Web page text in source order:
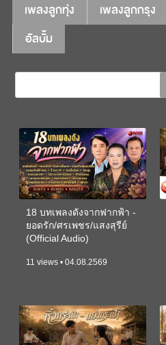
เพลงลูกทุ่ง เพลงลูกกรุง
อัลบั้ม
18 บทเพลงดังจากฟากฟ้า -
ยอดรัก/ศรเพชร/แสงสุรีย์
(Official Audio)
11 views • 04.08.2569